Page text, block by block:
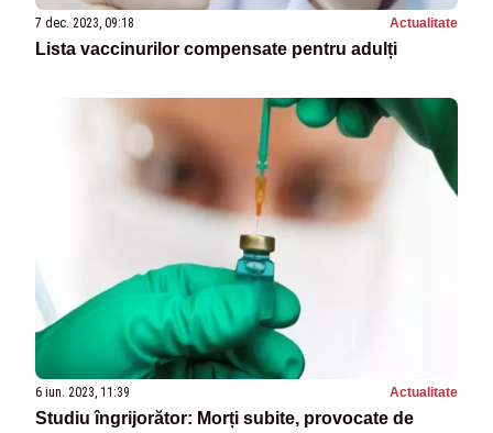
7 dec. 2023, 09:18 Actualitate
Lista vaccinurilor compensate pentru adulți
6 iun. 2023, 11:39 Actualitate
Studiu îngrijorător: Morți subite, provocate de